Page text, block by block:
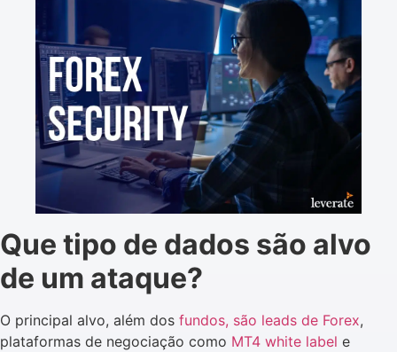
Que tipo de dados são alvo
de um ataque?
O principal alvo, além dos fundos, são leads de Forex,
plataformas de negociação como MT4 white label e